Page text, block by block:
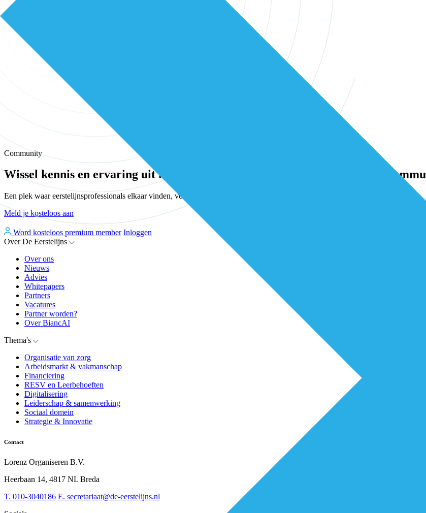
Community
Wissel kennis en ervaring uit met andere eerstelijns professionals in onze
Een plek waar eerstelijnsprofessionals elkaar vinden, versterken en samen verder bouwen aan betere zorg.
Meld je kosteloos aan
Word kosteloos premium member Inloggen
Over De Eerstelijns
Over ons
Nieuws
Advies
Whitepapers
Partners
Vacatures
Partner worden?
Over BiancAI
Thema's
Organisatie van zorg
Arbeidsmarkt & vakmanschap
Financiering
RESV en Leerbehoeften
Digitalisering
Leiderschap & samenwerking
Sociaal domein
Strategie & Innovatie
Contact
Lorenz Organiseren B.V.
Heerbaan 14, 4817 NL Breda
T. 010-3040186 E. secretariaat@de-eerstelijns.nl